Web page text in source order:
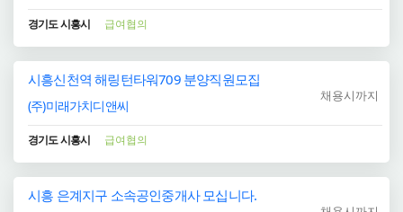
경기도 시흥시 급여협의
시흥신천역 해링턴타워709 분양직원모집
(주)미래가치디앤씨
채용시까지
경기도 시흥시 급여협의
시흥 은계지구 소속공인중개사 모십니다.